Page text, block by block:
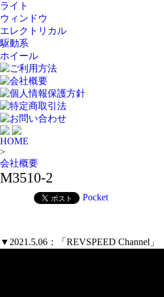
ライト
ウィンドウ
エレクトリカル
駆動系
ホイール
ご利用方法
会社概要
個人情報保護方針
特定商取引法
お問い合わせ
HOME
>
会社概要
M3510-2
Pocket
▼2021.5.06：「REVSPEED Channel」